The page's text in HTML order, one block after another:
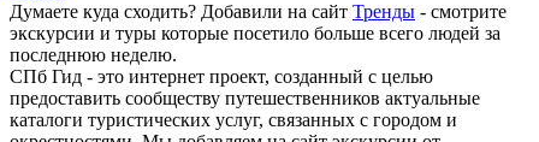
Думаете куда сходить? Добавили на сайт Тренды - смотрите
экскурсии и туры которые посетило больше всего людей за
последнюю неделю.
СПб Гид - это интернет проект, созданный с целью
предоставить сообществу путешественников актуальные
каталоги туристических услуг, связанных с городом и